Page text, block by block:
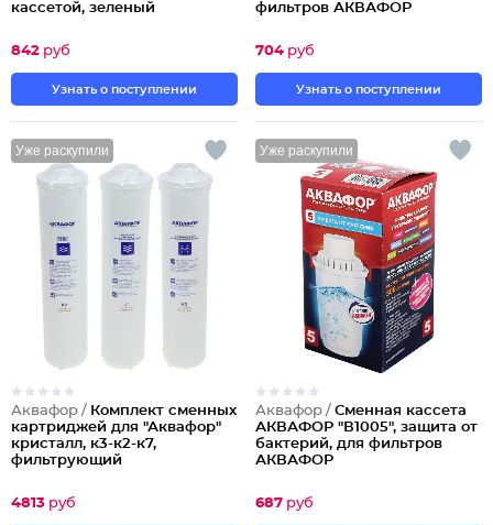
кассетой, зеленый
842 руб
Узнать о поступлении
фильтров АКВАФОР
704 руб
Узнать о поступлении
Уже раскупили
Аквафор / Комплект сменных
картриджей для "Аквафор"
кристалл, к3-к2-к7,
фильтрующий
4813 руб
Уже раскупили
Аквафор / Сменная кассета
АКВАФОР "В1005", защита от
бактерий, для фильтров
АКВАФОР
687 руб